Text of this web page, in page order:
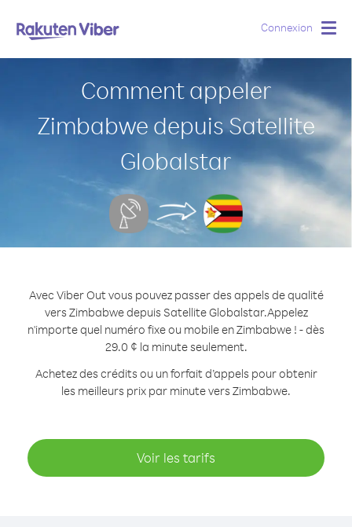
Connexion
Comment appeler
Zimbabwe depuis Satellite
Globalstar
Avec Viber Out vous pouvez passer des appels de qualité
vers Zimbabwe depuis Satellite Globalstar.Appelez
n'importe quel numéro fixe ou mobile en Zimbabwe ! - dès
29.0 ¢ la minute seulement.
Achetez des crédits ou un forfait d’appels pour obtenir
les meilleurs prix par minute vers Zimbabwe.
Voir les tarifs